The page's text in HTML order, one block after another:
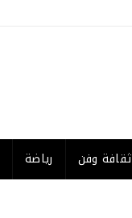
ثقافة وفن رياضة